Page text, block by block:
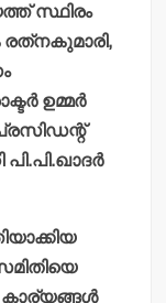
സ്ഥിരം
ഉമ്മര്‍
കാര്യങ്ങള്‍